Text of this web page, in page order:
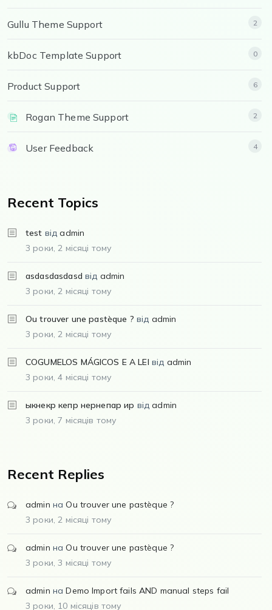
Gullu Theme Support 2
kbDoc Template Support 0
Product Support 6
Rogan Theme Support 2
User Feedback 4
Recent Topics
test відadmin
3 роки, 2 місяці тому
asdasdasdasd від admin
3 роки, 2 місяці тому
Ou trouver une pastèque ? від admin
3 роки, 2 місяці тому
COGUMELOS MÁGICOS E A LEI від admin
3 роки, 4 місяці тому
ыкнекр кепр нернепар ир відadmin
3 роки, 7 місяців тому
Recent Replies
admin наOu trouver une pastèque ?
3 роки, 2 місяці тому
admin наOu trouver une pastèque ?
3 роки, 3 місяці тому
admin наDemo Import fails AND manual steps fail
3 роки, 10 місяців тому